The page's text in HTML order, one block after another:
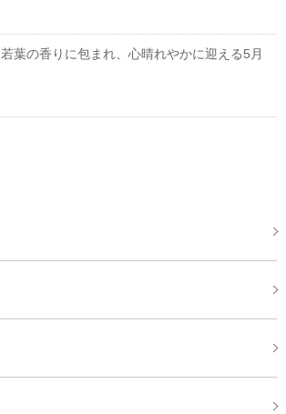
若葉の香りに包まれ、心晴れやかに迎える5月